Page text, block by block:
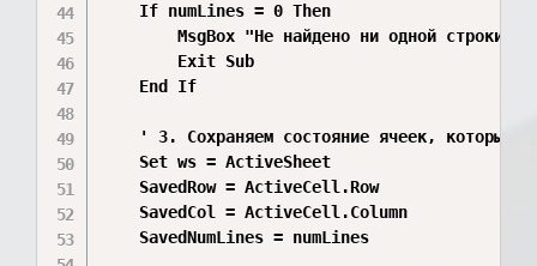
    If numLines = 0 Then
MsgBox "Не найдено ни одной строки
        Exit Sub
    End If
' 3. Сохраняем состояние ячеек, которые
    Set ws = ActiveSheet
    SavedRow = ActiveCell.Row
    SavedCol = ActiveCell.Column
    SavedNumLines = numLines